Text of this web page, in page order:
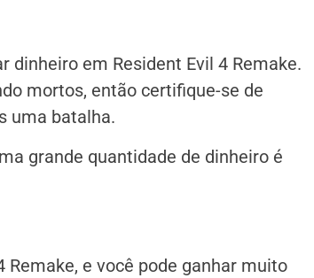
dinheiro em Resident Evil 4 Remake.
mortos, então certifique-se de
uma batalha.
grande quantidade de dinheiro é
Remake, e você pode ganhar muito